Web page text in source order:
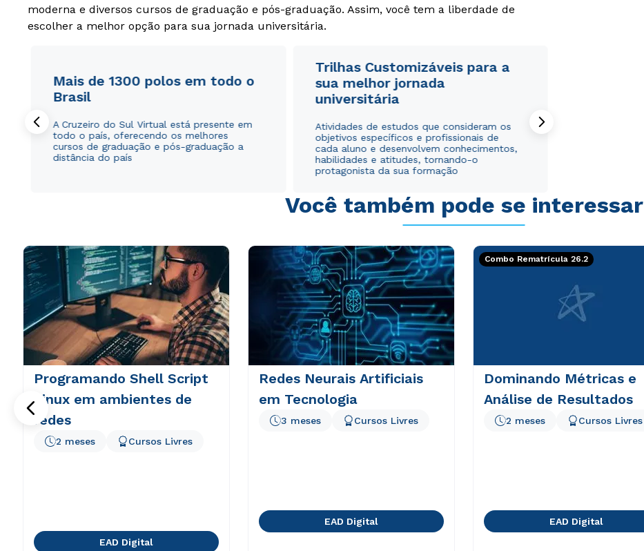
moderna e diversos cursos de graduação e pós-graduação. Assim, você tem a liberdade de
escolher a melhor opção para sua jornada universitária.
Mais de 1300 polos em todo o
Brasil
A Cruzeiro do Sul Virtual está presente em
todo o país, oferecendo os melhores
cursos de graduação e pós-graduação a
distância do país
Trilhas Customizáveis para a
sua melhor jornada
universitária
Atividades de estudos que consideram os
objetivos específicos e profissionais de
cada aluno e desenvolvem conhecimentos,
habilidades e atitudes, tornando-o
protagonista da sua formação
Você também pode se interessar
Programando Shell Script
Linux em ambientes de
redes
2 meses Cursos Livres
EAD Digital
Redes Neurais Artificiais
em Tecnologia
3 meses Cursos Livres
EAD Digital
Combo Rematrícula 26.2
Dominando Métricas e
Análise de Resultados
2 meses Cursos Livres
EAD Digital
WhatsApp
ou
Estou de acordo com aPolítica de Privacidade.e
autorizo que meus dados sejam utilizados para o
envio de conteúdos da Cruzeiro do Sul.
WhatsApp
ou
Estou de acordo com aPolítica de Privacidade.e
autorizo que meus dados sejam utilizados para o
envio de conteúdos da Cruzeiro do Sul.